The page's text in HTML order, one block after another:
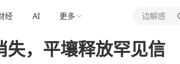
经 AI 更多 边解感
，平壤释放罕见信